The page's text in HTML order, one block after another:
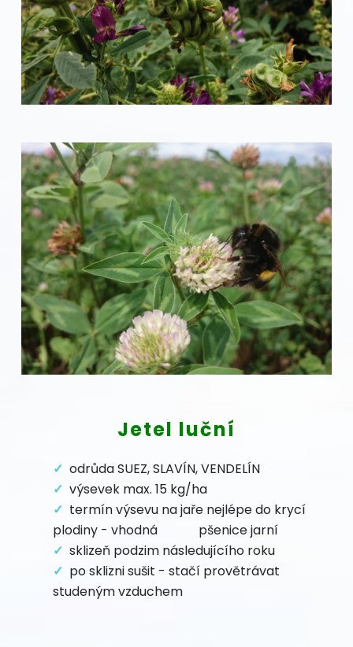
Jetel luční
odrůda SUEZ, SLAVÍN, VENDELÍN
výsevek max. 15 kg/ha
termín výsevu na jaře nejlépe do krycí
plodiny - vhodná pšenice jarní
sklizeň podzim následujícího roku
po sklizni sušit - stačí provětrávat
studeným vzduchem